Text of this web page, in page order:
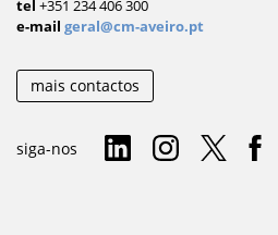
tel +351 234 406 300
e-mail geral@cm-aveiro.pt
mais contactos
siga-nos